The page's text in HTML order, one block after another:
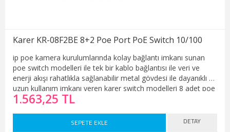
Karer KR-08F2BE 8+2 Poe Port PoE Switch 10/100
ip poe kamera kurulumlarında kolay bağlantı imkanı sunan
poe switch modelleri ile tek bir kablo bağlantısı ile veri ve
enerji akışı rahatlıkla sağlanabilir metal gövdesi ile dayanıklı ve
uzun kullanım imkanı veren karer switch modelleri 8 adet poe
portunun yanında 2adet de uplink portuna sahiptir bu sayede
çok rahat bir şekilde yapılabilir.
1.563,25 TL
SEPETE EKLE DETAY